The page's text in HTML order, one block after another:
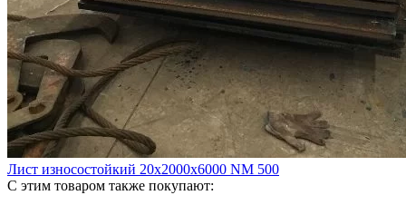
Лист износостойкий 20х2000х6000 NM 500
С этим товаром также покупают: